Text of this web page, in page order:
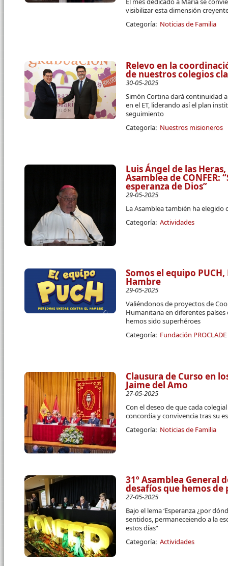
visibilizar esta dimensión
Categoría: Noticias de Familia
Relevo en la
de nuestros colegios
30-05-2025
Simón Cortina dará continuidad
en el ET, liderando así el plan
seguimiento
Categoría: Nuestros misioneros
Luis Ángel de las
Asamblea de CONFER:
esperanza de Dios”
29-05-2025
La Asamblea también ha elegido
Categoría: Actividades
Somos el equipo
Hambre
29-05-2025
Valiéndonos de proyectos de
Humanitaria en diferentes países
hemos sido superhéroes
Categoría: Fundación PROCLADE
Clausura de Curso en
Jaime del Amo
27-05-2025
Con el deseo de que cada
concordia y convivencia tras su
Categoría: Noticias de Familia
31º Asamblea General
desafíos que hemos
27-05-2025
Bajo el lema ‘Esperanza ¿por
sentidos, permaneceiendo a la
estos días”
Categoría: Actividades